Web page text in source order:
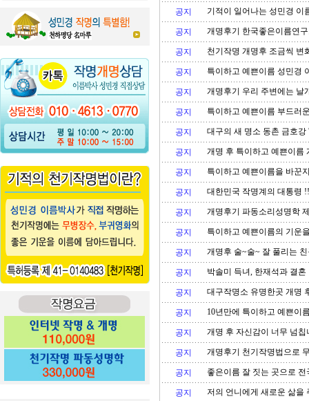
공지 기적이 일어나는 성민경 이
공지 개명후기 한국좋은이름연
공지 천기작명 개명후 조금씩 변
공지 특이하고 예쁜이름 성민경
공지 개명후기 우리 주변에는 날
공지 특이하고 예쁜이름 부드러
공지 대구의 새 명소 동촌 금호
공지 개명 후 특이하고 예쁜이름
공지 특이하고 예쁜이름을 바꾼
공지 대한민국 작명계의 대통령
공지 개명후기 파동소리성명학
공지 특이하고 예쁜이름의 기운
공지 개명후 술~술~ 잘 풀리는
공지 박솔미 득녀, 한재석과 결
공지 대구작명소 유명한곳 개명
공지 10년만에 특이하고 예쁜이
공지 개명 후 자신감이 너무 넘칩
공지 개명후기 천기작명법으로
공지 좋은이름 잘 짓는 곳으로
공지 저의 언니에게 새로운 삶을